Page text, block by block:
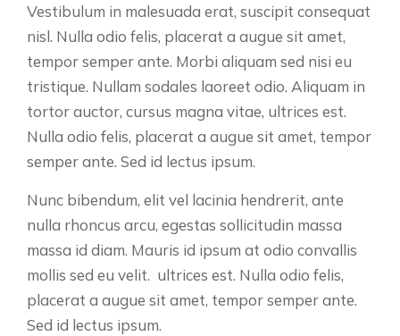
Vestibulum in malesuada erat, suscipit consequat
nisl. Nulla odio felis, placerat a augue sit amet,
tempor semper ante. Morbi aliquam sed nisi eu
tristique. Nullam sodales laoreet odio. Aliquam in
tortor auctor, cursus magna vitae, ultrices est.
Nulla odio felis, placerat a augue sit amet, tempor
semper ante. Sed id lectus ipsum.
Nunc bibendum, elit vel lacinia hendrerit, ante
nulla rhoncus arcu, egestas sollicitudin massa
massa id diam. Mauris id ipsum at odio convallis
mollis sed eu velit. ultrices est. Nulla odio felis,
placerat a augue sit amet, tempor semper ante.
Sed id lectus ipsum.